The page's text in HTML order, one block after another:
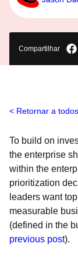
Compartilhar
Retornar a
To build on
the enterprise
within the
prioritization
leaders want
measurable
(defined in the
previous post).